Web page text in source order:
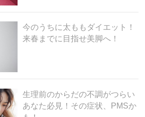
今のうちに太ももダイエット！
来春までに目指せ美脚へ！
生理前のからだの不調がつらい
あなた必見！その症状、PMSか